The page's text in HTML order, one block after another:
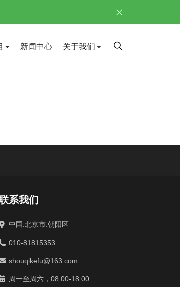
新闻中心 关于我们
系我们
中国.北京市.朝阳区
010-81815353
shouqikefu@163.com
周一至周六，08:00-18:00